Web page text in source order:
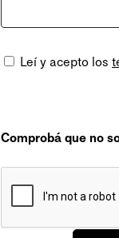
Leí y acepto los
Comprobá que no